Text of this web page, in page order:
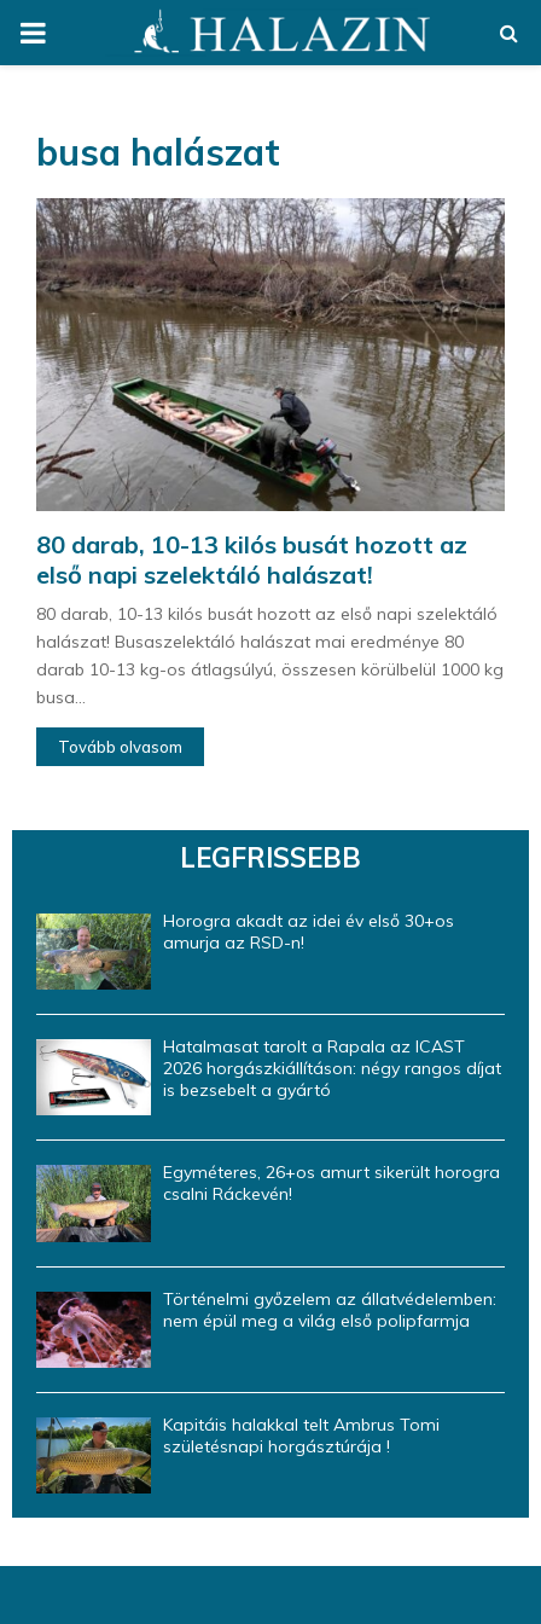
PRIMARY
busa halászat
80 darab, 10-13 kilós busát hozott az
első napi szelektáló halászat!
80 darab, 10-13 kilós busát hozott az első napi szelektáló
halászat! Busaszelektáló halászat mai eredménye 80
darab 10-13 kg-os átlagsúlyú, összesen körülbelül 1000 kg
busa...
Tovább olvasom
LEGFRISSEBB
Horogra akadt az idei év első 30+os
amurja az RSD-n!
Hatalmasat tarolt a Rapala az ICAST
2026 horgászkiállításon: négy rangos díjat
is bezsebelt a gyártó
Egyméteres, 26+os amurt sikerült horogra
csalni Ráckevén!
Történelmi győzelem az állatvédelemben:
nem épül meg a világ első polipfarmja
Kapitáis halakkal telt Ambrus Tomi
születésnapi horgásztúrája !